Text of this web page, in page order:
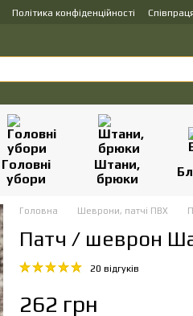
Політика конфіденційності
Головні
убори
Штани,
брюки
Головна Шеврони, патчі ПВХ
Патч / шеврон
20 відгуків
262 грн